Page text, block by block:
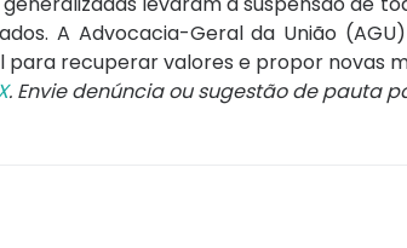
A Advocacia-Geral da União
para recuperar valores e propor novas
. Envie denúncia ou sugestão de pauta